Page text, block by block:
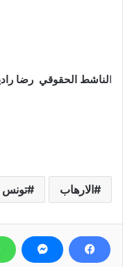
الناشط الحقوقي رضا
الارهاب تونس